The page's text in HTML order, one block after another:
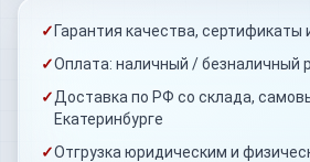
✓ Гарантия качества, сертификаты
✓Оплата: наличный / безналичный
✓Доставка по РФ со склада,
Екатеринбурге
✓Отгрузка юридическим и